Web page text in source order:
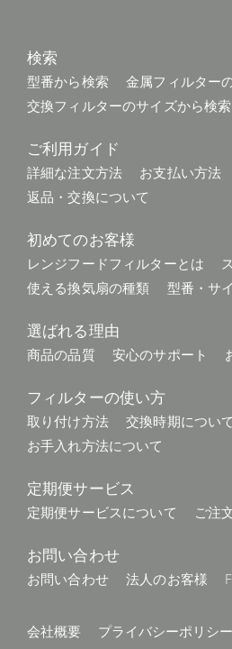
検索
型番から検索
金属フィルター
交換フィルターのサイズから検索
ご利用ガイド
詳細な注文方法 お支払い方法
返品・交換について
初めてのお客様
レンジフードフィルターとは
使える換気扇の種類
型番・サ
選ばれる理由
商品の品質 安心のサポート
フィルターの使い方
取り付け方法
交換時期について
お手入れ方法について
定期便サービス
定期便サービスについて ご注
お問い合わせ
お問い合わせ 法人のお客様
会社概要 プライバシーポリシー